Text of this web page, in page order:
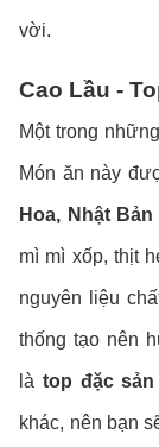
vời.
Cao Lầu -
Một trong
Món ăn này
Hoa, Nhật Bản
mì mì xốp, thịt
nguyên liệu
thống tạo nên
là top đặc
khác, nên bạn